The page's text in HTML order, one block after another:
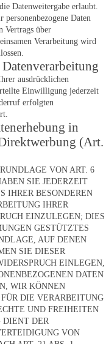
Datenweitergabe erlaubt.
Daten
Vertrags über
Verarbeitung wird
ausdrücklichen
Einwilligung jederzeit
erfolgten
in
(Art.
VON ART. 6
SIE JEDERZEIT
IHRER BESONDEREN
IHRER
EINZULEGEN; DIES
GESTÜTZTES
AUF DENEN
SIE DIESER
EINLEGEN,
DATEN
WIR KÖNNEN
DIE VERARBEITUNG
UND FREIHEITEN
DIENT DER
VON